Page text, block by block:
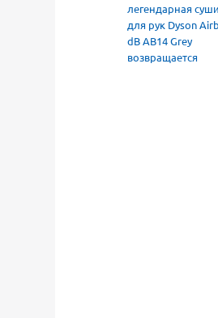
легендарная
для рук Dyson
dB AB14 Grey
возвращается